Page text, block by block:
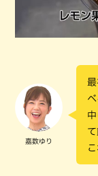
嘉数ゆり